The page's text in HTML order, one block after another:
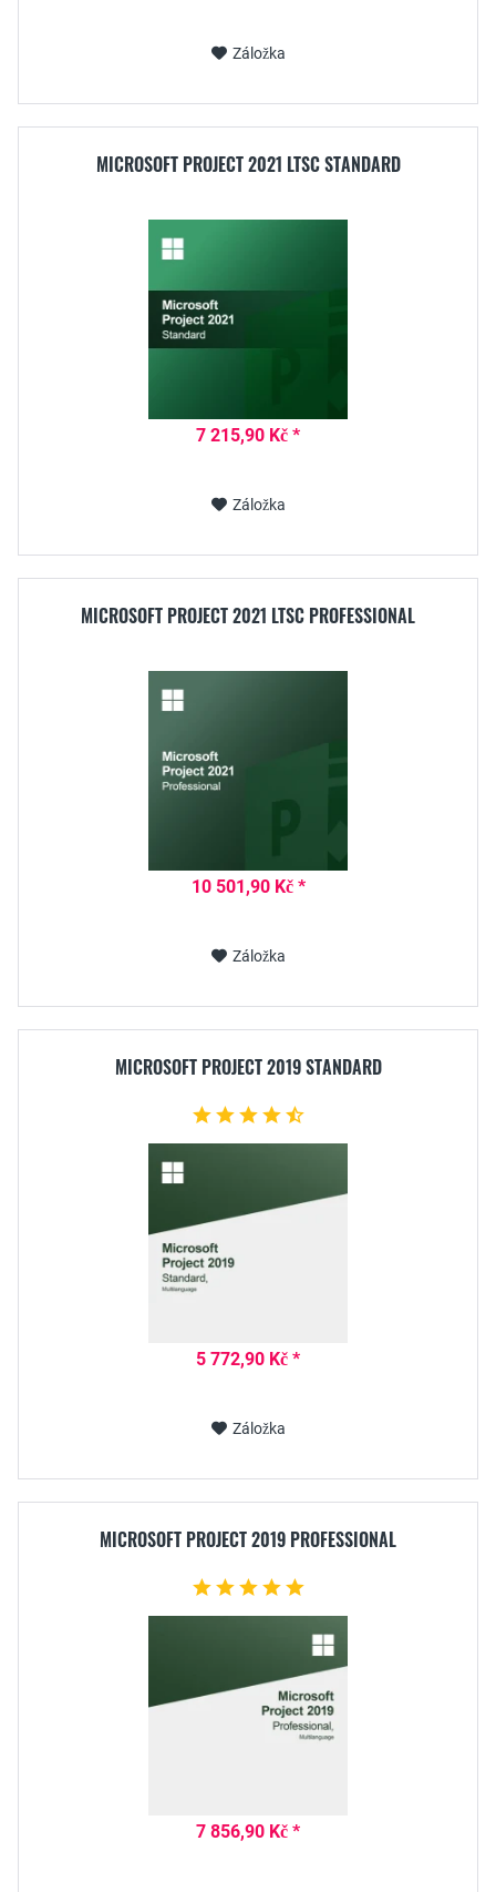
Záložka
MICROSOFT PROJECT 2021 LTSC STANDARD
7 215,90 Kč *
Záložka
MICROSOFT PROJECT 2021 LTSC PROFESSIONAL
10 501,90 Kč *
Záložka
MICROSOFT PROJECT 2019 STANDARD
5 772,90 Kč *
Záložka
MICROSOFT PROJECT 2019 PROFESSIONAL
7 856,90 Kč *